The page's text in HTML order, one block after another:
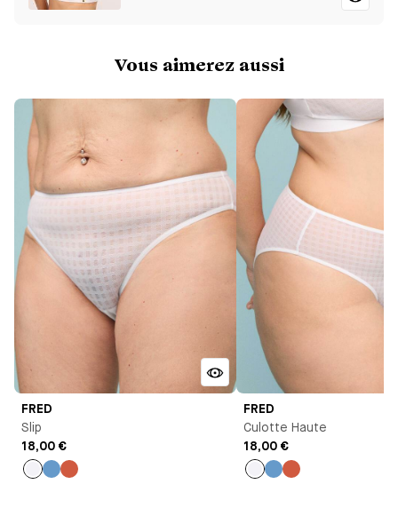
Vous aimerez aussi
FRED
Slip
18,00 €
FRED
Culotte Haute
18,00 €